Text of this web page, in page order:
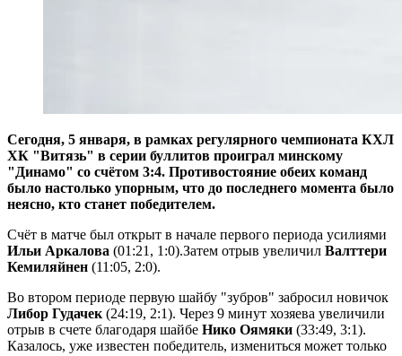
Сегодня, 5 января, в рамках регулярного чемпионата КХЛ
ХК "Витязь" в серии буллитов проиграл минскому
"Динамо" со счётом 3:4. Противостояние обеих команд
было настолько упорным, что до последнего момента было
неясно, кто станет победителем.
Счёт в матче был открыт в начале первого периода усилиями
Ильи Аркалова (01:21, 1:0).Затем отрыв увеличил Валттери
Кемиляйнен (11:05, 2:0).
Во втором периоде первую шайбу "зубров" забросил новичок
Либор Гудачек (24:19, 2:1). Через 9 минут хозяева увеличили
отрыв в счете благодаря шайбе Нико Оямяки (33:49, 3:1).
Казалось, уже известен победитель, измениться может только